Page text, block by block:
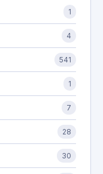
1
4
541
1
7
28
30